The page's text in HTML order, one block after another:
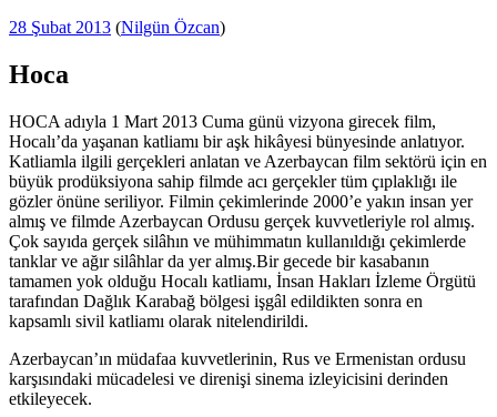
Yayım
28 Şubat 2013 (Nilgün Özcan)
Hoca
HOCA adıyla 1 Mart 2013 Cuma günü vizyona girecek film,
Hocalı’da yaşanan katliamı bir aşk hikâyesi bünyesinde anlatıyor.
Katliamla ilgili gerçekleri anlatan ve Azerbaycan film sektörü için en
büyük prodüksiyona sahip filmde acı gerçekler tüm çıplaklığı ile
gözler önüne seriliyor. Filmin çekimlerinde 2000’e yakın insan yer
almış ve filmde Azerbaycan Ordusu gerçek kuvvetleriyle rol almış.
Çok sayıda gerçek silâhın ve mühimmatın kullanıldığı çekimlerde
tanklar ve ağır silâhlar da yer almış.Bir gecede bir kasabanın
tamamen yok olduğu Hocalı katliamı, İnsan Hakları İzleme Örgütü
tarafından Dağlık Karabağ bölgesi işgâl edildikten sonra en
kapsamlı sivil katliamı olarak nitelendirildi.
Azerbaycan’ın müdafaa kuvvetlerinin, Rus ve Ermenistan ordusu
karşısındaki mücadelesi ve direnişi sinema izleyicisini derinden
etkileyecek.